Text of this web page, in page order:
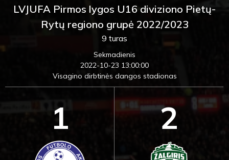
LVJUFA Pirmos lygos U16 diviziono Pietų-
Rytų regiono grupė 2022/2023
9 turas
Sekmadienis
2022-10-23 13:00:00
Visagino dirbtinės dangos stadionas
1 2